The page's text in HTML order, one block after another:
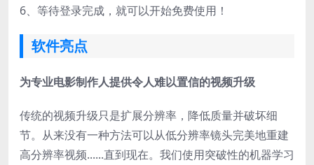
6、 等待登录完成，就可以开始免费使用！
软件亮点
为专业电影制作人提供令人难以置信的视频升级
传统的视频升级只是扩展分辨率，降低质量并破坏细
节。从来没有一种方法可以从低分辨率镜头完美地重建
高分辨率视频......直到现在。我们使用突破性的机器学习